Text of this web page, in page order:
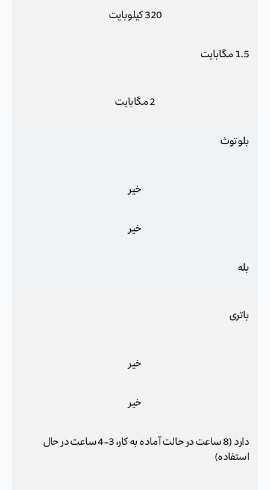
320 کیلوبایت
1.5 مگابایت
2 مگابایت
بلوتوث
خیر
خیر
بله
باتری
خیر
خیر
دارد (8 ساعت در حالت آماده به کار، 3-4 ساعت در حال
استفاده)